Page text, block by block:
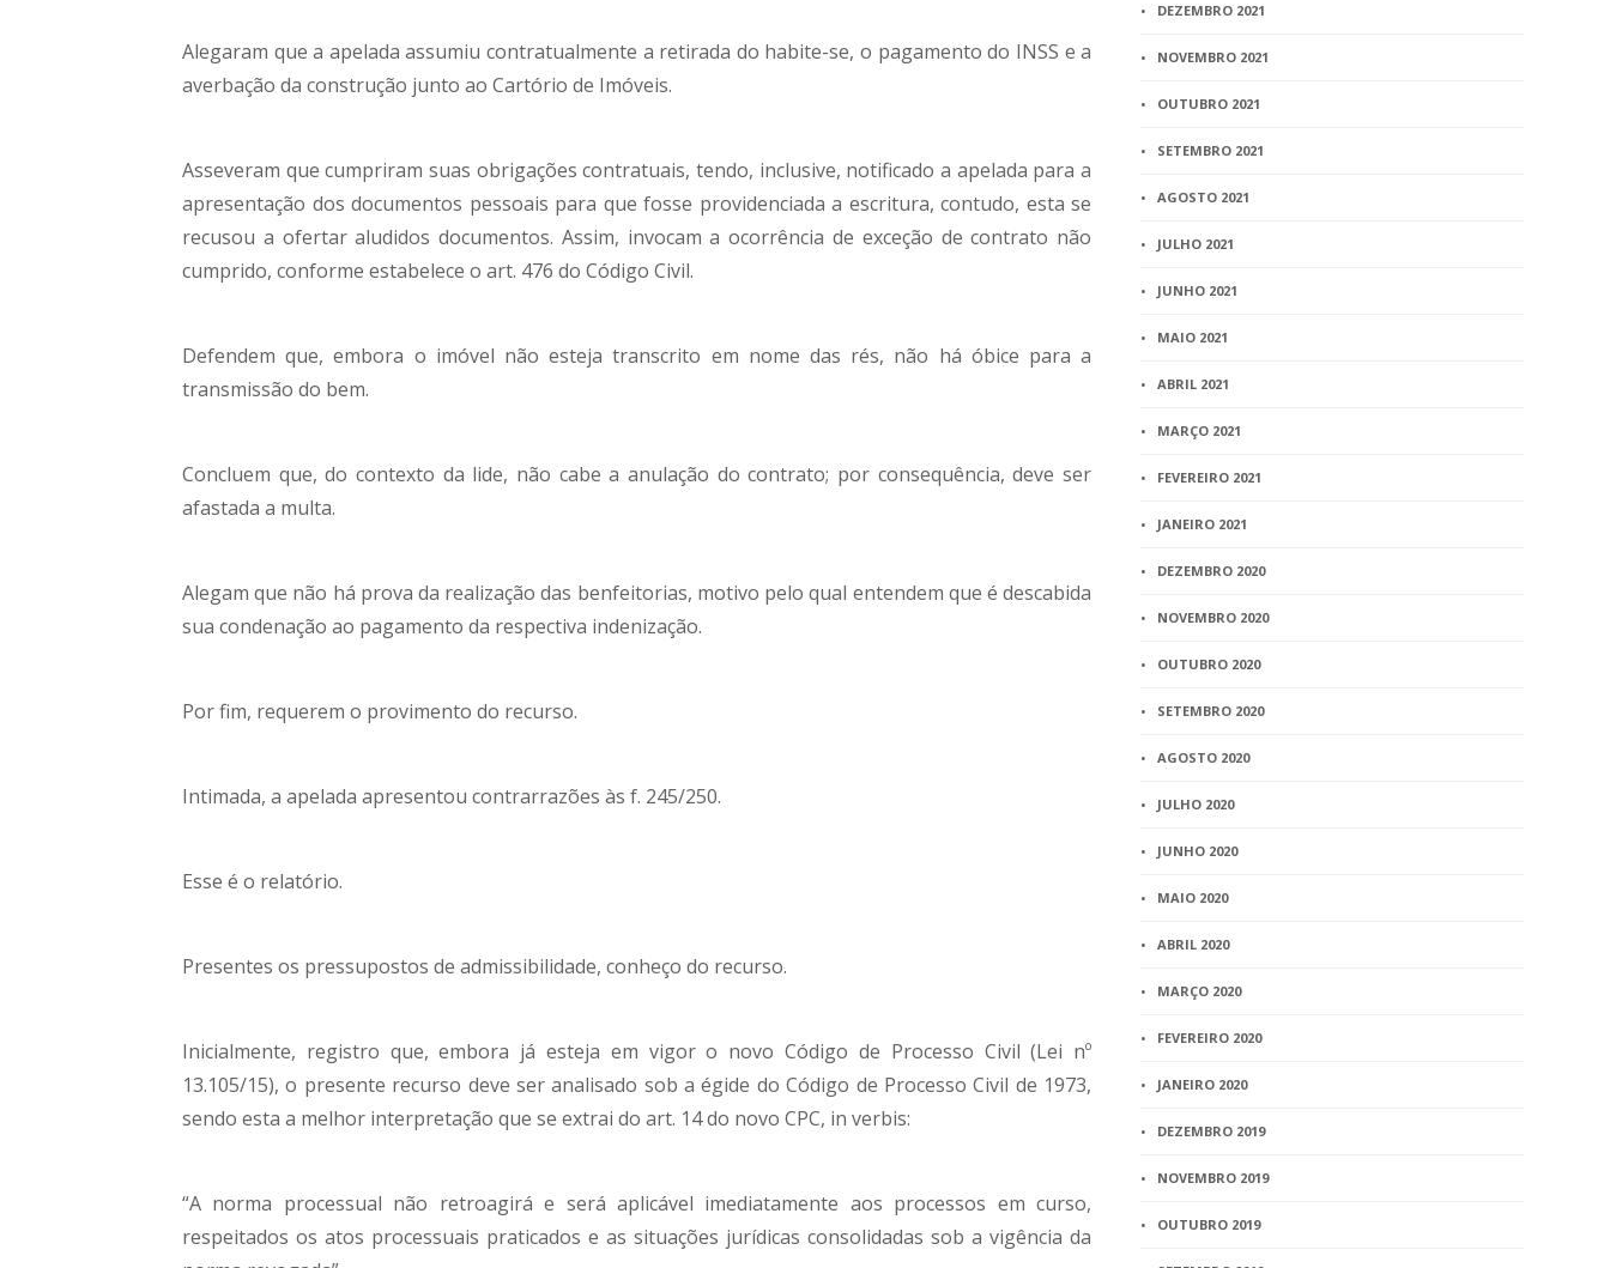
Alegaram que a apelada assumiu contratualmente a retirada do habite-se, o pagamento do INSS e a
averbação da construção junto ao Cartório de Imóveis.
Asseveram que cumpriram suas obrigações contratuais, tendo, inclusive, notificado a apelada para a
apresentação dos documentos pessoais para que fosse providenciada a escritura, contudo, esta se
recusou a ofertar aludidos documentos. Assim, invocam a ocorrência de exceção de contrato não
cumprido, conforme estabelece o art. 476 do Código Civil.
Defendem que, embora o imóvel não esteja transcrito em nome das rés, não há óbice para a
transmissão do bem.
Concluem que, do contexto da lide, não cabe a anulação do contrato; por consequência, deve ser
afastada a multa.
Alegam que não há prova da realização das benfeitorias, motivo pelo qual entendem que é descabida
sua condenação ao pagamento da respectiva indenização.
Por fim, requerem o provimento do recurso.
Intimada, a apelada apresentou contrarrazões às f. 245/250.
Esse é o relatório.
Presentes os pressupostos de admissibilidade, conheço do recurso.
Inicialmente, registro que, embora já esteja em vigor o novo Código de Processo Civil (Lei nº
13.105/15), o presente recurso deve ser analisado sob a égide do Código de Processo Civil de 1973,
sendo esta a melhor interpretação que se extrai do art. 14 do novo CPC, in verbis:
“A norma processual não retroagirá e será aplicável imediatamente aos processos em curso,
respeitados os atos processuais praticados e as situações jurídicas consolidadas sob a vigência da
DEZEMBRO 2021
NOVEMBRO 2021
OUTUBRO 2021
SETEMBRO 2021
AGOSTO 2021
JULHO 2021
JUNHO 2021
MAIO 2021
ABRIL 2021
MARÇO 2021
FEVEREIRO 2021
JANEIRO 2021
DEZEMBRO 2020
NOVEMBRO 2020
OUTUBRO 2020
SETEMBRO 2020
AGOSTO 2020
JULHO 2020
JUNHO 2020
MAIO 2020
ABRIL 2020
MARÇO 2020
FEVEREIRO 2020
JANEIRO 2020
DEZEMBRO 2019
NOVEMBRO 2019
OUTUBRO 2019